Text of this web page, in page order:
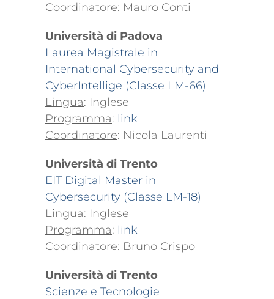
Coordinatore: Mauro Conti
Università di Padova
Laurea Magistrale in
International Cybersecurity and
CyberIntellige (Classe LM-66)
Lingua: Inglese
Programma: link
Coordinatore: Nicola Laurenti
Università di Trento
EIT Digital Master in
Cybersecurity (Classe LM-18)
Lingua: Inglese
Programma: link
Coordinatore: Bruno Crispo
Università di Trento
Scienze e Tecnologie